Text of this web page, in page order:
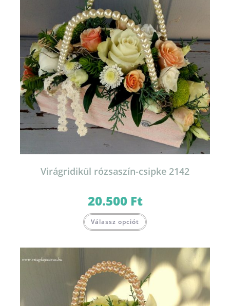
Virágridikül rózsaszín-csipke 2142
20.500 Ft
Válassz opciót